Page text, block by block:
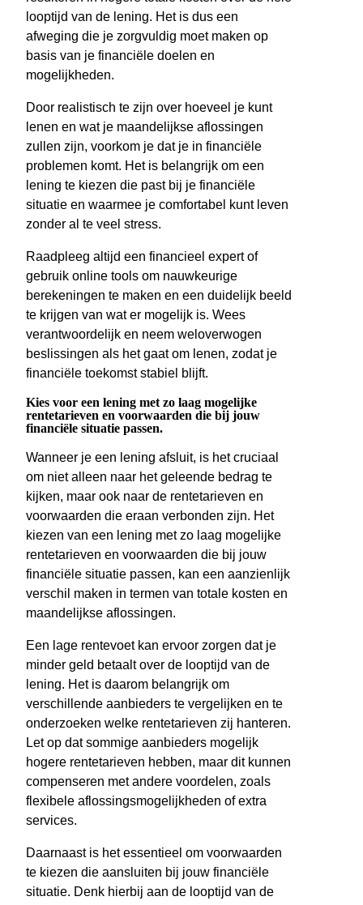
looptijd van de lening. Het is dus een
afweging die je zorgvuldig moet maken op
basis van je financiële doelen en
mogelijkheden.
Door realistisch te zijn over hoeveel je kunt
lenen en wat je maandelijkse aflossingen
zullen zijn, voorkom je dat je in financiële
problemen komt. Het is belangrijk om een
lening te kiezen die past bij je financiële
situatie en waarmee je comfortabel kunt leven
zonder al te veel stress.
Raadpleeg altijd een financieel expert of
gebruik online tools om nauwkeurige
berekeningen te maken en een duidelijk beeld
te krijgen van wat er mogelijk is. Wees
verantwoordelijk en neem weloverwogen
beslissingen als het gaat om lenen, zodat je
financiële toekomst stabiel blijft.
Kies voor een lening met zo laag mogelijke
rentetarieven en voorwaarden die bij jouw
financiële situatie passen.
Wanneer je een lening afsluit, is het cruciaal
om niet alleen naar het geleende bedrag te
kijken, maar ook naar de rentetarieven en
voorwaarden die eraan verbonden zijn. Het
kiezen van een lening met zo laag mogelijke
rentetarieven en voorwaarden die bij jouw
financiële situatie passen, kan een aanzienlijk
verschil maken in termen van totale kosten en
maandelijkse aflossingen.
Een lage rentevoet kan ervoor zorgen dat je
minder geld betaalt over de looptijd van de
lening. Het is daarom belangrijk om
verschillende aanbieders te vergelijken en te
onderzoeken welke rentetarieven zij hanteren.
Let op dat sommige aanbieders mogelijk
hogere rentetarieven hebben, maar dit kunnen
compenseren met andere voordelen, zoals
flexibele aflossingsmogelijkheden of extra
services.
Daarnaast is het essentieel om voorwaarden
te kiezen die aansluiten bij jouw financiële
situatie. Denk hierbij aan de looptijd van de